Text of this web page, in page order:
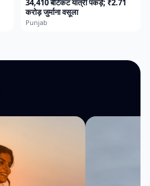
34,410 बेटिकट यात्री पकड़े; ₹2.71
करोड़ जुर्माना वसूला
Punjab